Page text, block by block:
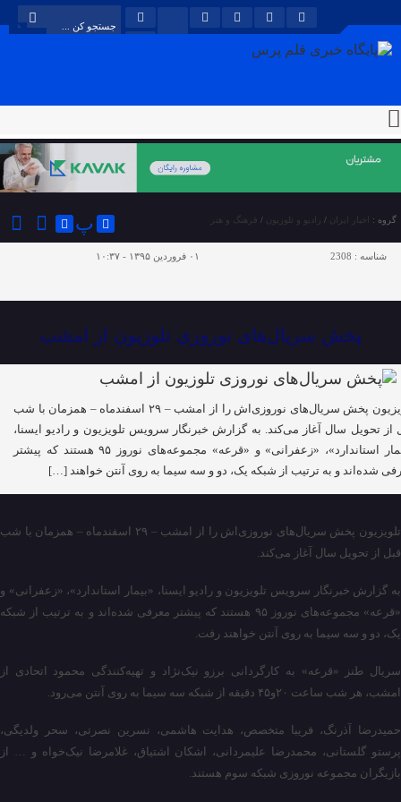
گروه : اخبار ایران / رادیو و تلوزیون / فرهنگ و هنر پ
شناسه : 2308 ۰۱ فروردین ۱۳۹۵ - ۱۰:۳۷
پخش سریال‌های نوروزی‌ تلوزیون از امشب
تلویزیون پخش سریال‌های نوروزی‌اش را از امشب – ۲۹ اسفندماه – همزمان با شب
از تحویل سال آغاز می‌کند. به گزارش خبرنگار سرویس تلویزیون و رادیو ایسنا،
«بیمار استاندارد»، «زعفرانی» و «قرعه» مجموعه‌های نوروز ۹۵ هستند که پیشتر
شده‌اند و به ترتیب از شبکه یک، دو و سه سیما به روی آنتن خواهند […]
تلویزیون پخش سریال‌های نوروزی‌اش را از امشب – ۲۹ اسفندماه – همزمان با شب
قبل از تحویل سال آغاز می‌کند.
به گزارش خبرنگار سرویس تلویزیون و رادیو ایسنا، «بیمار استاندارد»، «زعفرانی» و
«قرعه» مجموعه‌های نوروز ۹۵ هستند که پیشتر معرفی شده‌اند و به ترتیب از شبکه
یک، دو و سه سیما به روی آنتن خواهند رفت.
سریال طنز «قرعه» به کارگردانی برزو نیک‌نژاد و تهیه‌کنندگی محمود اتحادی از
امشب، هر شب ساعت ۲۰و۴۵ دقیقه از شبکه سه سیما به روی آنتن می‌رود.
حمیدرضا آذرنگ، فریبا متخصص، هدایت هاشمی، نسرین نصرتی، سحر ولدیگی،
پرستو گلستانی، محمدرضا علیمردانی، اشکان اشتیاق، غلامرضا نیک‌خواه و … از
بازیگران مجموعه نوروزی شبکه سوم هستند.